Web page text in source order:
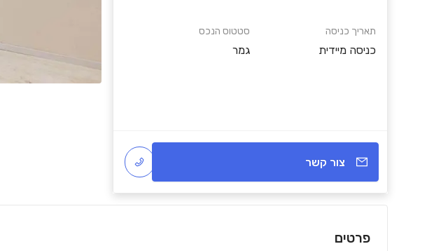
תאריך כניסה
כניסה מיידית
סטטוס הנכס
גמר
צור קשר
פרטים